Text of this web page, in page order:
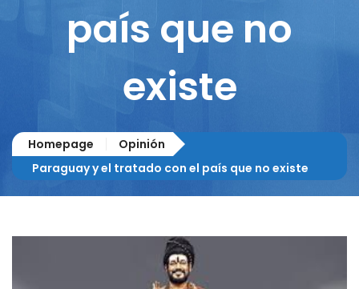
país que no
existe
Homepage
Opinión
Paraguay y el tratado con el país que no existe